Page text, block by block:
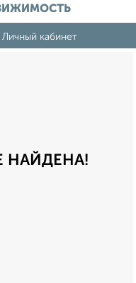
Личный кабинет
НАЙДЕНА!